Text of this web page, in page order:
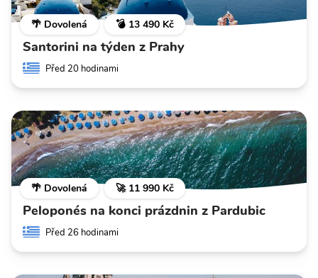
🌴 Dovolená 💣 13 490 Kč
Santorini na týden z Prahy
Před 20 hodinami
🌴 Dovolená 🚀 11 990 Kč
Peloponés na konci prázdnin z Pardubic
Před 26 hodinami